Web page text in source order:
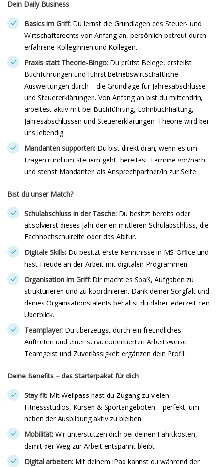
Dein Daily Business
Basics im Griff: Du lernst die Grundlagen des Steuer- und
Wirtschaftsrechts von Anfang an, persönlich betreut durch
erfahrene Kolleginnen und Kollegen.
Praxis statt Theorie-Bingo: Du prüfst Belege, erstellst
Buchführungen und führst betriebswirtschaftliche
Auswertungen durch – die Grundlage für Jahresabschlüsse
und Steuererklärungen. Von Anfang an bist du mittendrin,
arbeitest aktiv mit bei Buchführung, Lohnbuchhaltung,
Jahresabschlüssen und Steuererklärungen. Theorie wird bei
uns lebendig.
Mandanten supporten: Du bist direkt dran, wenn es um
Fragen rund um Steuern geht, bereitest Termine vor/nach
und stehst Mandanten als Ansprechpartner/in zur Seite.
Bist du unser Match?
Schulabschluss in der Tasche: Du besitzt bereits oder
absolvierst dieses Jahr deinen mittleren Schulabschluss, die
Fachhochschulreife oder das Abitur.
Digitale Skills: Du besitzt erste Kenntnisse in MS-Office und
hast Freude an der Arbeit mit digitalen Programmen.
Organisation im Griff: Dir macht es Spaß, Aufgaben zu
strukturieren und zu koordinieren. Dank deiner Sorgfalt und
deines Organisationstalents behältst du dabei jederzeit den
Überblick.
Teamplayer: Du überzeugst durch ein freundliches
Auftreten und einer serviceorientierten Arbeitsweise.
Teamgeist und Zuverlässigkeit ergänzen dein Profil.
Deine Benefits – das Starterpaket für dich
Stay fit: Mit Wellpass hast du Zugang zu vielen
Fitnessstudios, Kursen & Sportangeboten – perfekt, um
neben der Ausbildung aktiv zu bleiben.
Mobilität: Wir unterstützen dich bei deinen Fahrtkosten,
damit der Weg zur Arbeit entspannt bleibt.
Digital arbeiten: Mit deinem iPad kannst du während der